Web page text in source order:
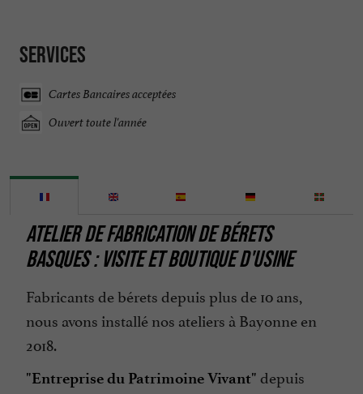
Services
Cartes Bancaires acceptées
Ouvert toute l'année
ATELIER DE FABRICATION DE BÉRETS
BASQUES : VISITE ET BOUTIQUE D'USINE
Fabricants de bérets depuis plus de 10 ans,
nous avons installé nos ateliers à Bayonne en
2018.
"Entreprise du Patrimoine Vivant" depuis